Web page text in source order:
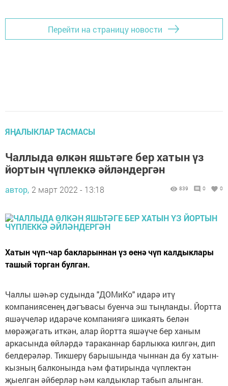
Перейти на страницу новости
ЯҢАЛЫКЛАР ТАСМАСЫ
Чаллыда өлкән яшьтәге бер хатын үз
йортын чүплеккә әйләндергән
автор, 2 март 2022 - 13:18 839 0 0
Хатын чүп-чар бакларыннан үз өенә чүп калдыклары
ташый торган булган.
Чаллы шәһәр судында "ДОМиКо" идарә итү
компаниясенең дәгъвасы буенча эш тыңланды. Йортта
яшәүчеләр идарәче компаниягә шикаять белән
мөрәҗәгать иткән, алар йортта яшәүче бер ханым
аркасында өйләрдә тараканнар барлыкка килгән, дип
белдерәләр. Тикшерү барышында чыннан да бу хатын-
кызның балконында һәм фатирында чүплектән
җыелган әйберләр һәм калдыклар табып алынган.